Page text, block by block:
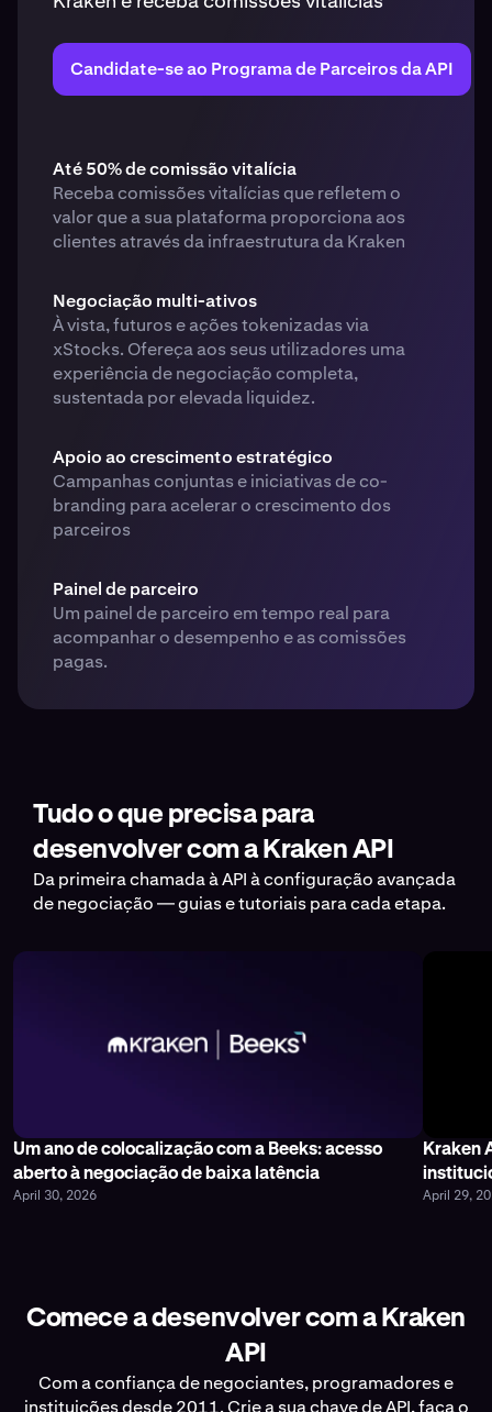
Candidate-se ao Programa de Parceiros da API
Até 50% de comissão vitalícia
Receba comissões vitalícias que refletem o
valor que a sua plataforma proporciona aos
clientes através da infraestrutura da Kraken
Negociação multi-ativos
À vista, futuros e ações tokenizadas via
xStocks. Ofereça aos seus utilizadores uma
experiência de negociação completa,
sustentada por elevada liquidez.
Apoio ao crescimento estratégico
Campanhas conjuntas e iniciativas de co-
branding para acelerar o crescimento dos
parceiros
Painel de parceiro
Um painel de parceiro em tempo real para
acompanhar o desempenho e as comissões
pagas.
Tudo o que precisa para
desenvolver com a Kraken API
Da primeira chamada à API à configuração avançada
de negociação — guias e tutoriais para cada etapa.
Um ano de colocalização com a Beeks: acesso
aberto à negociação de baixa latência
April 30, 2026
Kraken
April 29,
Comece a desenvolver com a Kraken
API
Com a confiança de negociantes, programadores e
instituições desde 2011. Crie a sua chave de API, faça o